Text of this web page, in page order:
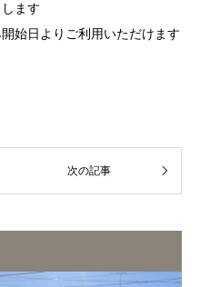
ます
始日よりご利用いただけます